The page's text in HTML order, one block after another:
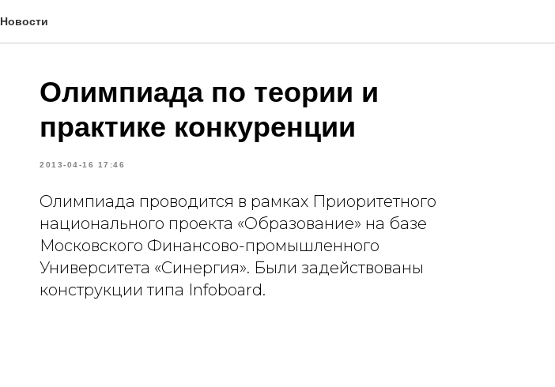
Новости
Олимпиада по теории и
практике конкуренции
2013-04-16 17:46
Олимпиада проводится в рамках Приоритетного
национального проекта «Образование» на базе
Московского Финансово-промышленного
Университета «Синергия». Были задействованы
конструкции типа Infoboard.